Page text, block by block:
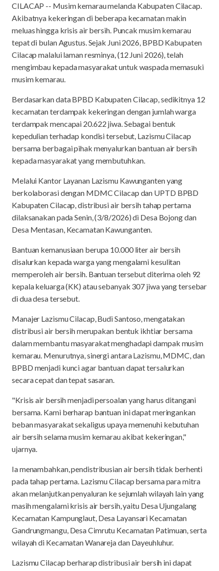
CILACAP -- Musim kemarau melanda Kabupaten Cilacap.
Akibatnya kekeringan di beberapa kecamatan makin
meluas hingga krisis air bersih. Puncak musim kemarau
tepat di bulan Agustus. Sejak Juni 2026, BPBD Kabupaten
Cilacap malalui laman resminya, (12 Juni 2026), telah
mengimbau kepada masyarakat untuk waspada memasuki
musim kemarau.
Berdasarkan data BPBD Kabupaten Cilacap, sedikitnya 12
kecamatan terdampak kekeringan dengan jumlah warga
terdampak mencapai 20.622 jiwa. Sebagai bentuk
kepedulian terhadap kondisi tersebut, Lazismu Cilacap
bersama berbagai pihak menyalurkan bantuan air bersih
kepada masyarakat yang membutuhkan.
Melalui Kantor Layanan Lazismu Kawunganten yang
berkolaborasi dengan MDMC Cilacap dan UPTD BPBD
Kabupaten Cilacap, distribusi air bersih tahap pertama
dilaksanakan pada Senin, (3/8/2026) di Desa Bojong dan
Desa Mentasan, Kecamatan Kawunganten.
Bantuan kemanusiaan berupa 10.000 liter air bersih
disalurkan kepada warga yang mengalami kesulitan
memperoleh air bersih. Bantuan tersebut diterima oleh 92
kepala keluarga (KK) atau sebanyak 307 jiwa yang tersebar
di dua desa tersebut.
Manajer Lazismu Cilacap, Budi Santoso, mengatakan
distribusi air bersih merupakan bentuk ikhtiar bersama
dalam membantu masyarakat menghadapi dampak musim
kemarau. Menurutnya, sinergi antara Lazismu, MDMC, dan
BPBD menjadi kunci agar bantuan dapat tersalurkan
secara cepat dan tepat sasaran.
"Krisis air bersih menjadi persoalan yang harus ditangani
bersama. Kami berharap bantuan ini dapat meringankan
beban masyarakat sekaligus upaya memenuhi kebutuhan
air bersih selama musim kemarau akibat kekeringan,"
ujarnya.
Ia menambahkan, pendistribusian air bersih tidak berhenti
pada tahap pertama. Lazismu Cilacap bersama para mitra
akan melanjutkan penyaluran ke sejumlah wilayah lain yang
masih mengalami krisis air bersih, yaitu Desa Ujungalang
Kecamatan Kampunglaut, Desa Layansari Kecamatan
Gandrungmangu, Desa Cimrutu Kecamatan Patimuan, serta
wilayah di Kecamatan Wanareja dan Dayeuhluhur.
Lazismu Cilacap berharap distribusi air bersih ini dapat